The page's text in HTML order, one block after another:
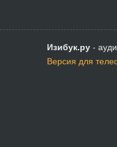
Изибук.ру -
Версия для